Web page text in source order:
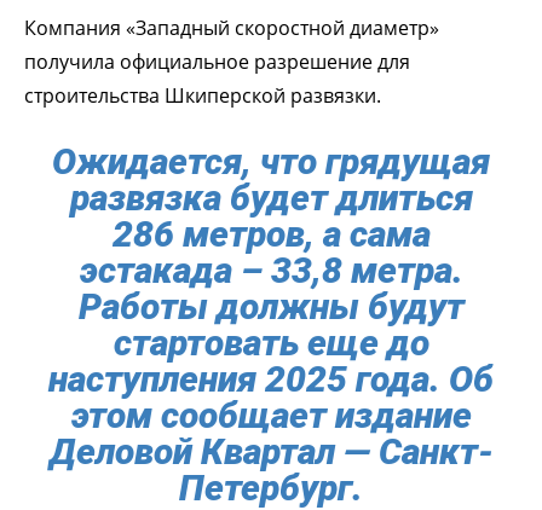
Компания «Западный скоростной диаметр»
получила официальное разрешение для
строительства Шкиперской развязки.
Ожидается, что грядущая
развязка будет длиться
286 метров, а сама
эстакада – 33,8 метра.
Работы должны будут
стартовать еще до
наступления 2025 года. Об
этом сообщает издание
Деловой Квартал — Санкт-
Петербург.